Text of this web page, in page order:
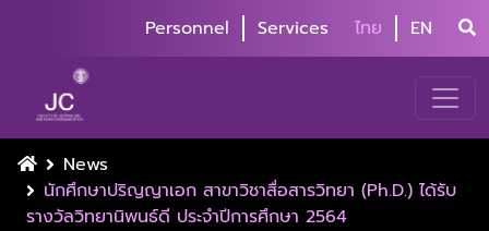
Personnel Services ไทย EN
News
นักศึกษาปริญญาเอก สาขาวิชาสื่อสารวิทยา (Ph.D.) ได้รับ
รางวัลวิทยานิพนธ์ดี ประจำปีการศึกษา 2564